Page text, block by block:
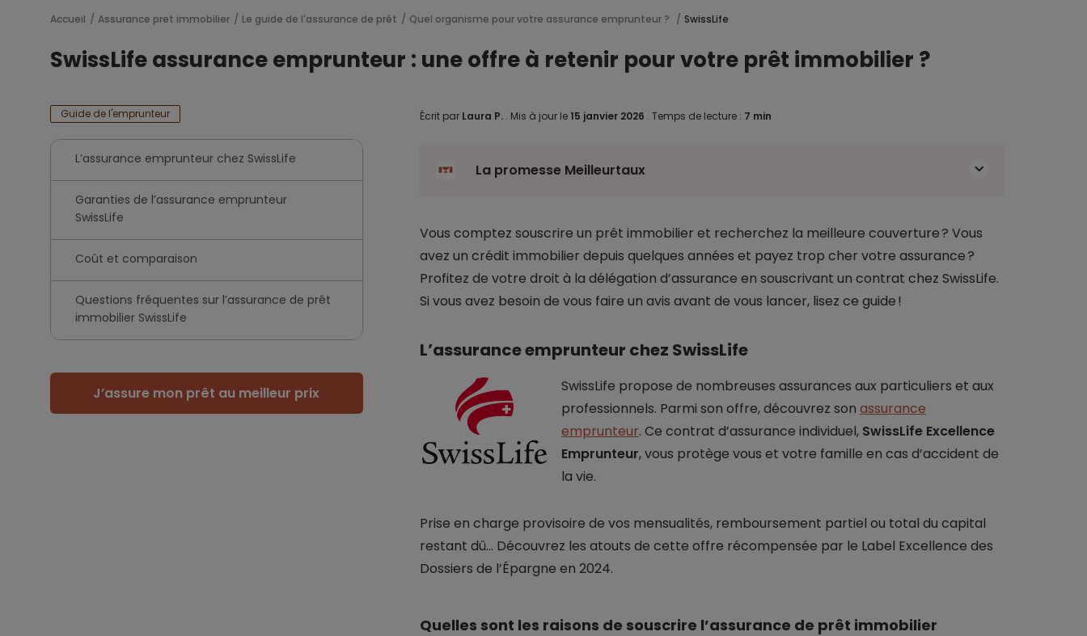
Accueil Assurance pret immobilier Le guide de l'assurance de prêt Quel organisme pour votre assurance emprunteur ? SwissLife
SwissLife assurance emprunteur : une offre à retenir pour votre prêt immobilier ?
Guide de l'emprunteur
L’assurance emprunteur chez SwissLife
Garanties de l’assurance emprunteur
SwissLife
Coût et comparaison
Questions fréquentes sur l’assurance de prêt
immobilier SwissLife
J’assure mon prêt au meilleur prix
Écrit par Laura P. . Mis à jour le 15 janvier 2026 . Temps de lecture : 7 min
La promesse Meilleurtaux
Vous comptez souscrire un prêt immobilier et recherchez la meilleure couverture ? Vous
avez un crédit immobilier depuis quelques années et payez trop cher votre assurance ?
Profitez de votre droit à la délégation d’assurance en souscrivant un contrat chez SwissLife.
Si vous avez besoin de vous faire un avis avant de vous lancer, lisez ce guide !
L’assurance emprunteur chez SwissLife
SwissLife propose de nombreuses assurances aux particuliers et aux
professionnels. Parmi son offre, découvrez son assurance
emprunteur. Ce contrat d’assurance individuel, SwissLife Excellence
Emprunteur, vous protège vous et votre famille en cas d’accident de
la vie.
Prise en charge provisoire de vos mensualités, remboursement partiel ou total du capital
restant dû… Découvrez les atouts de cette offre récompensée par le Label Excellence des
Dossiers de l’Épargne en 2024.
Quelles sont les raisons de souscrire l’assurance de prêt immobilier